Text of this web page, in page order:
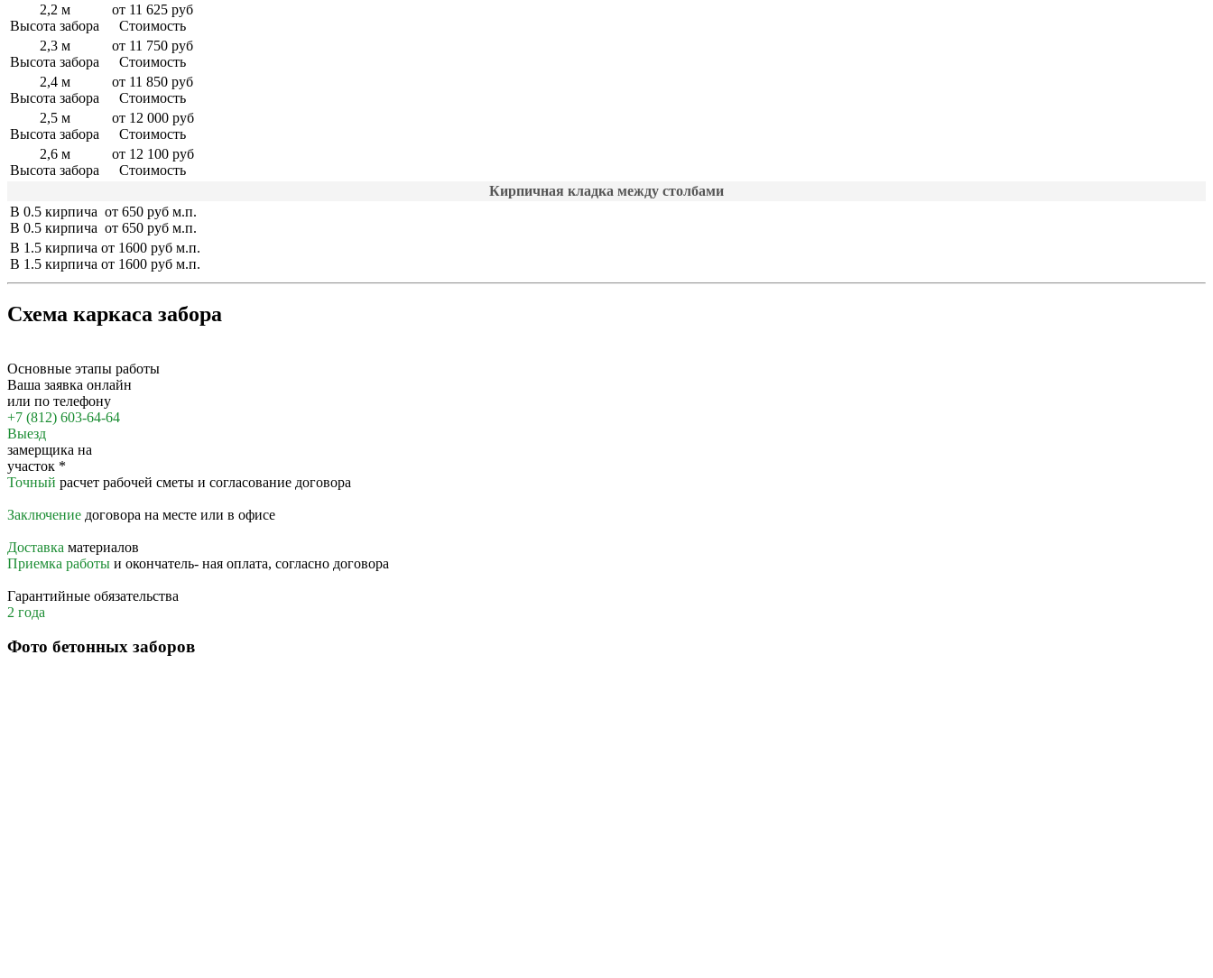
2,2 м
Высота забора
от 11 625 руб
Стоимость
2,3 м
Высота забора
от 11 750 руб
Стоимость
2,4 м
Высота забора
от 11 850 руб
Стоимость
2,5 м
Высота забора
от 12 000 руб
Стоимость
2,6 м
Высота забора
от 12 100 руб
Стоимость
Кирпичная кладка между столбами
В 0.5 кирпича
В 0.5 кирпича
от 650 руб м.п.
от 650 руб м.п.
В 1.5 кирпича
В 1.5 кирпича
от 1600 руб м.п.
от 1600 руб м.п.
Схема каркаса забора
Основные этапы работы
Ваша заявка онлайн
или по телефону
+7 (812) 603-64-64
Выезд
замерщика на
участок *
Точный расчет рабочей сметы и согласование договора
Заключение договора на месте или в офисе
Доставка материалов
Приемка работы и окончатель- ная оплата, согласно договора
Гарантийные обязательства
2 года
Фото бетонных заборов